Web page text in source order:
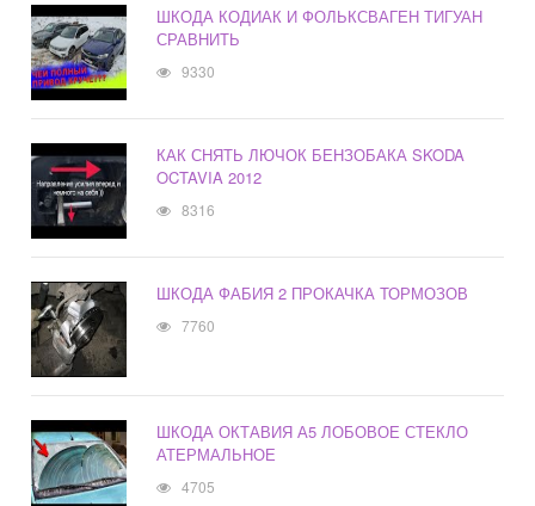
ШКОДА КОДИАК И ФОЛЬКСВАГЕН ТИГУАН
СРАВНИТЬ
9330
КАК СНЯТЬ ЛЮЧОК БЕНЗОБАКА SKODA
OCTAVIA 2012
8316
ШКОДА ФАБИЯ 2 ПРОКАЧКА ТОРМОЗОВ
7760
ШКОДА ОКТАВИЯ А5 ЛОБОВОЕ СТЕКЛО
АТЕРМАЛЬНОЕ
4705